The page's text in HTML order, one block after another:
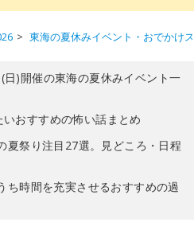
東海の夏休みイベント・おでかけ
)開催の東海の夏休みイベント一
いおすすめの怖い話まとめ
夏祭り注目27選。見どころ・日程
ち時間を充実させるおすすめの過